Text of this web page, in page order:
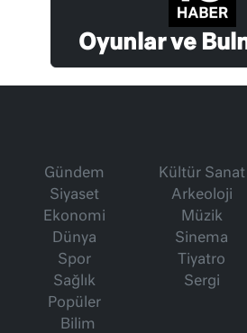
Oyunlar ve
Gündem
Siyaset
Ekonomi
Dünya
Spor
Sağlık
Popüler
Bilim
Kültür Sanat
Arkeoloji
Müzik
Sinema
Tiyatro
Sergi